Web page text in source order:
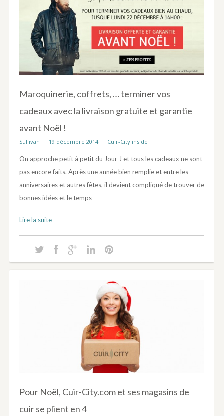
Maroquinerie, coffrets, … terminer vos
cadeaux avec la livraison gratuite et garantie
avant Noël !
Sullivan 19 décembre 2014 Cuir-City inside
On approche petit à petit du Jour J et tous les cadeaux ne sont
pas encore faits. Après une année bien remplie et entre les
anniversaires et autres fêtes, il devient compliqué de trouver de
bonnes idées et le temps
Lire la suite
Pour Noël, Cuir-City.com et ses magasins de
cuir se plient en 4